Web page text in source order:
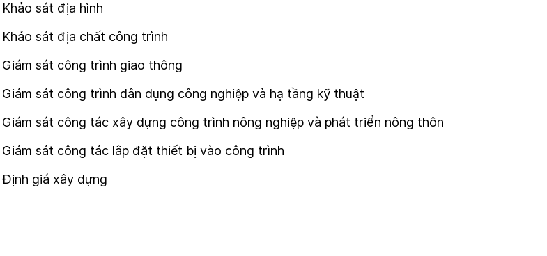
sát địa hình
sát địa chất công trình
sát công trình giao thông
sát công trình dân dụng công nghiệp và hạ tầng kỹ thuật
sát công tác xây dựng công trình nông nghiệp và phát triển nông thôn
sát công tác lắp đặt thiết bị vào công trình
giá xây dựng